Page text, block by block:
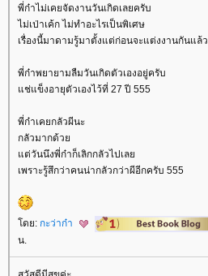
พี่ก๋าไม่เคยจัดงานวันเกิดเลยครับ
ไม่เป่าเค้ก ไม่ทำอะไรเป็นพิเศษ
เรื่องนี้มาดามรู้มาตั้งแต่ก่อนจะแต่งงานกันแล้ว
พี่ก๋าพยายามลืมวันเกิดตัวเองอยู่ครับ
ช่แข็งอายุตัวเองไว้ที่ 27 ปี 555
พี่ก๋าเคยกลัวผีนะ
กลัวมากด้ว
ต่วันนึงพี่ก๋าก็เลิกกลัวไปเล
เพราะรู้สึกว่าคนน่ากลัวกว่าผีอีกครับ 555
ดย: กะว่าก๋า
น.